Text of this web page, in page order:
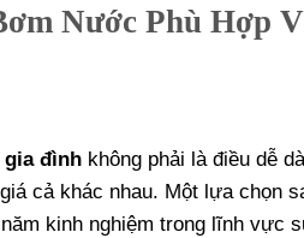
Nước Phù Hợp
đình không phải là điều dễ
cả khác nhau. Một lựa chọn
kinh nghiệm trong lĩnh vực